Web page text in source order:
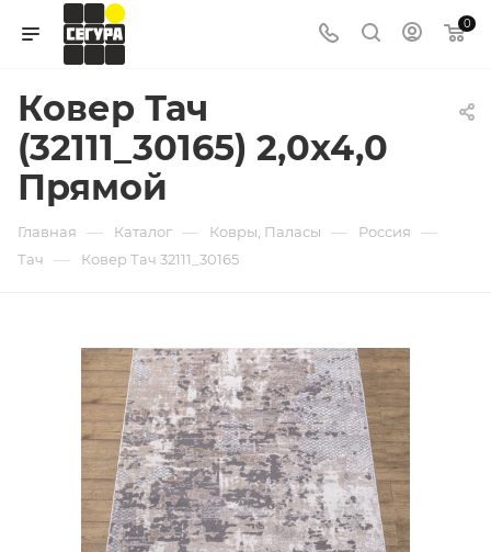
0
Ковер Тач
(32111_30165) 2,0х4,0
Прямой
Главная — Каталог — Ковры, Паласы — Россия —
Тач — Ковер Тач 32111_30165